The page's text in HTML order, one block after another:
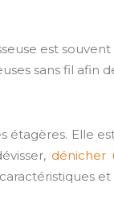
est
sans fil afin
Elle
dénicher
et